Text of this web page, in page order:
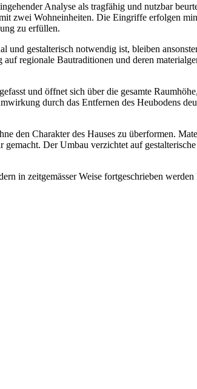
Analyse als tragfähig und nutzbar
zwei Wohneinheiten. Die Eingriffe erfolgen
zu erfüllen.
gestalterisch notwendig ist, bleiben
regionale Bautraditionen und deren
und öffnet sich über die gesamte
durch das Entfernen des Heubodens
den Charakter des Hauses zu überformen.
Der Umbau verzichtet auf
in zeitgemässer Weise fortgeschrieben